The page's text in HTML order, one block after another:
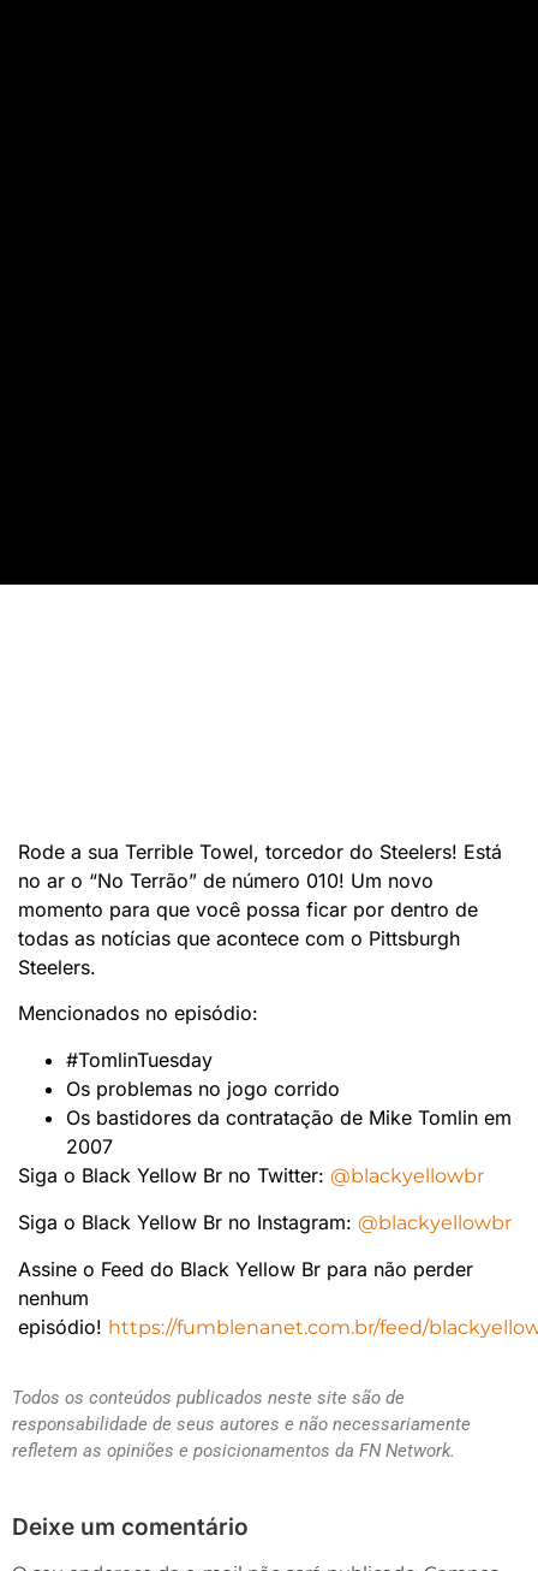
Rode a sua Terrible Towel, torcedor do Steelers! Está
no ar o “No Terrão” de número 010! Um novo
momento para que você possa ficar por dentro de
todas as notícias que acontece com o Pittsburgh
Steelers.
Mencionados no episódio:
#TomlinTuesday
Os problemas no jogo corrido
Os bastidores da contratação de Mike Tomlin em
2007
Siga o Black Yellow Br no Twitter: @blackyellowbr
Siga o Black Yellow Br no Instagram: @blackyellowbr
Assine o Feed do Black Yellow Br para não perder
nenhum
episódio! https://fumblenanet.com.br/feed/
Todos os conteúdos publicados neste site são de
responsabilidade de seus autores e não necessariamente
refletem as opiniões e posicionamentos da FN Network.
Deixe um comentário